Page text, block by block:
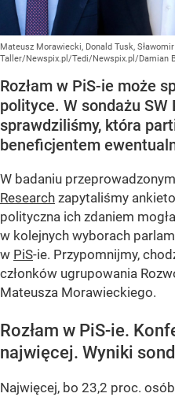
Mateusz Morawiecki, Donald Tusk,
Taller/Newspix.pl/Tedi/Newspix.pl/Damian
Rozłam w PiS-ie może
polityce. W sondażu SW
sprawdziliśmy, która
beneficjentem
W badaniu
Research zapytaliśmy
polityczna ich zdaniem
w kolejnych wyborach
w PiS-ie. Przypomnijmy,
członków ugrupowania
Mateusza Morawieckiego.
Rozłam w PiS-ie.
najwięcej. Wyniki
Najwięcej, bo 23,2 proc.